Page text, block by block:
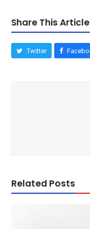
Share This Article
Twitter
Related Posts